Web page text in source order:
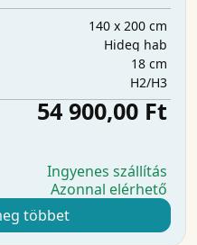
140 x 200 cm
Hideg hab
18 cm
H2/H3
54 900,00 Ft
Ingyenes szállítás
Azonnal elérhető
többet